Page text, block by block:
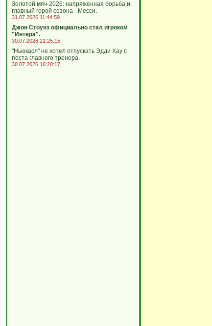
Золотой мяч-2026: напряженная борьба и
главный герой сезона - Месси.
31.07.2026 11:44:59
Джон Стоунз официально стал игроком
"Интера".
30.07.2026 21:25:15
"Ньюкасл" не хотел отпускать Эдди Хау с
поста главного тренера.
30.07.2026 16:20:17